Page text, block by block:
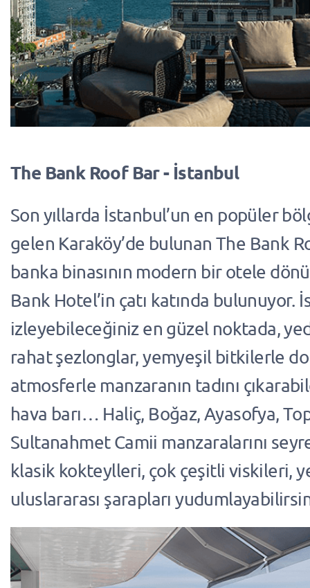
The Bank Roof Bar - İstanbul
Son yıllarda İstanbul’un en popüler
gelen Karaköy’de bulunan The Bank
banka binasının modern bir otele
Bank Hotel’in çatı katında bulunuyor.
izleyebileceğiniz en güzel noktada,
rahat şezlonglar, yemyeşil bitkilerle
atmosferle manzaranın tadını
hava barı… Haliç, Boğaz, Ayasofya,
Sultanahmet Camii manzaralarını
klasik kokteylleri, çok çeşitli viskileri,
uluslararası şarapları